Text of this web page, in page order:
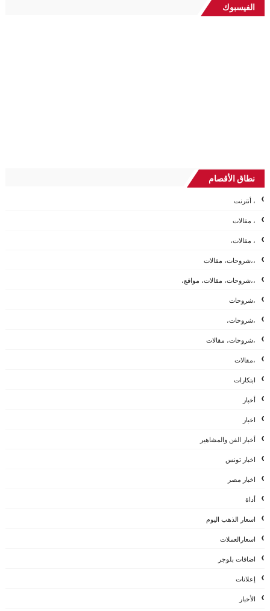
الفيسبوك
نطاق الأقصام
، أنترنت
، مقالات
، مقالات،
،،شروحات، مقالات
،،شروحات، مقالات، مواقع،
،شروحات
،شروحات،
،شروحات، مقالات
،مقالات
ابتكارات
أخبار
اخبار
أخبار الفن والمشاهير
اخبار تونس
اخبار مصر
أداة
اسعار الذهب اليوم
اسعارالعملات
اضافات بلوجر
إعلانات
الأخبار